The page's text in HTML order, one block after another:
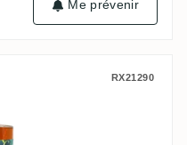
Me prévenir
Panama SARX21290